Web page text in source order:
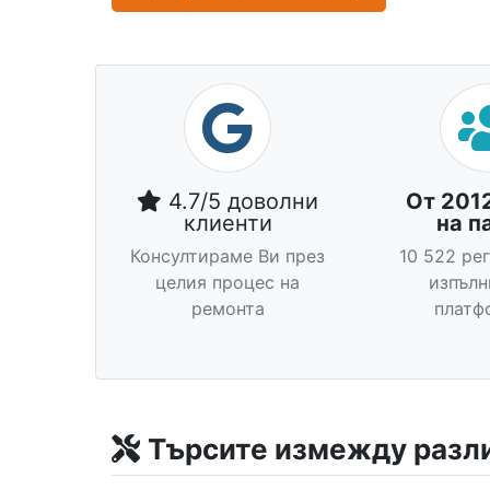
4.7/5 доволни
клиенти
Консултираме Ви през
целия процес на
ремонта
От
на
10 522
Търсите измежду